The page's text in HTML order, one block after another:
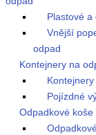
Plastové
Vnější
odpad
Kontejnery na
Pojízdné
Odpadkové